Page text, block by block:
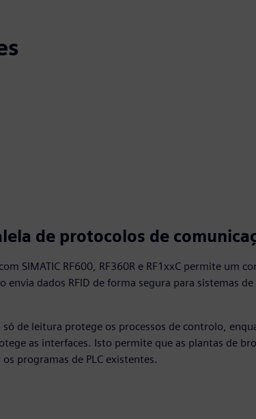
de protocolos de
SIMATIC RF600, RF360R e RF1xxC permite um
envia dados RFID de forma segura para sistemas
de leitura protege os processos de controlo,
as interfaces. Isto permite que as plantas de
programas de PLC existentes.